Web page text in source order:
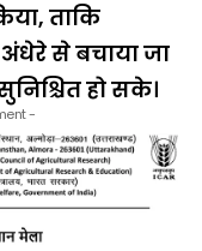
ताकि
अंधेरे से बचाया जा
हो सके।
-